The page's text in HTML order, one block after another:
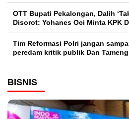
OTT Bupati Pekalongan, Dalih
Disorot: Yohanes Oci Minta KPK
Tim Reformasi Polri jangan
peredam kritik publik Dan
BISNIS